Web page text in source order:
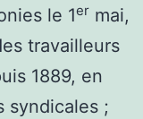
le 1er mai,
travailleurs
1889, en
syndicales ;